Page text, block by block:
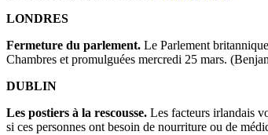
LONDRES
Fermeture du parlement. Le Parlement
Chambres et promulguées mercredi 25 mars.
DUBLIN
Les postiers à la rescousse. Les facteurs irlandais
si ces personnes ont besoin de nourriture ou de